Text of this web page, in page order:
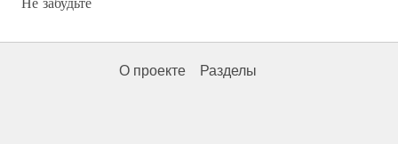
О проекте Разделы